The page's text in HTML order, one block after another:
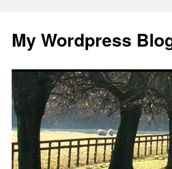
springen
My Wordpress